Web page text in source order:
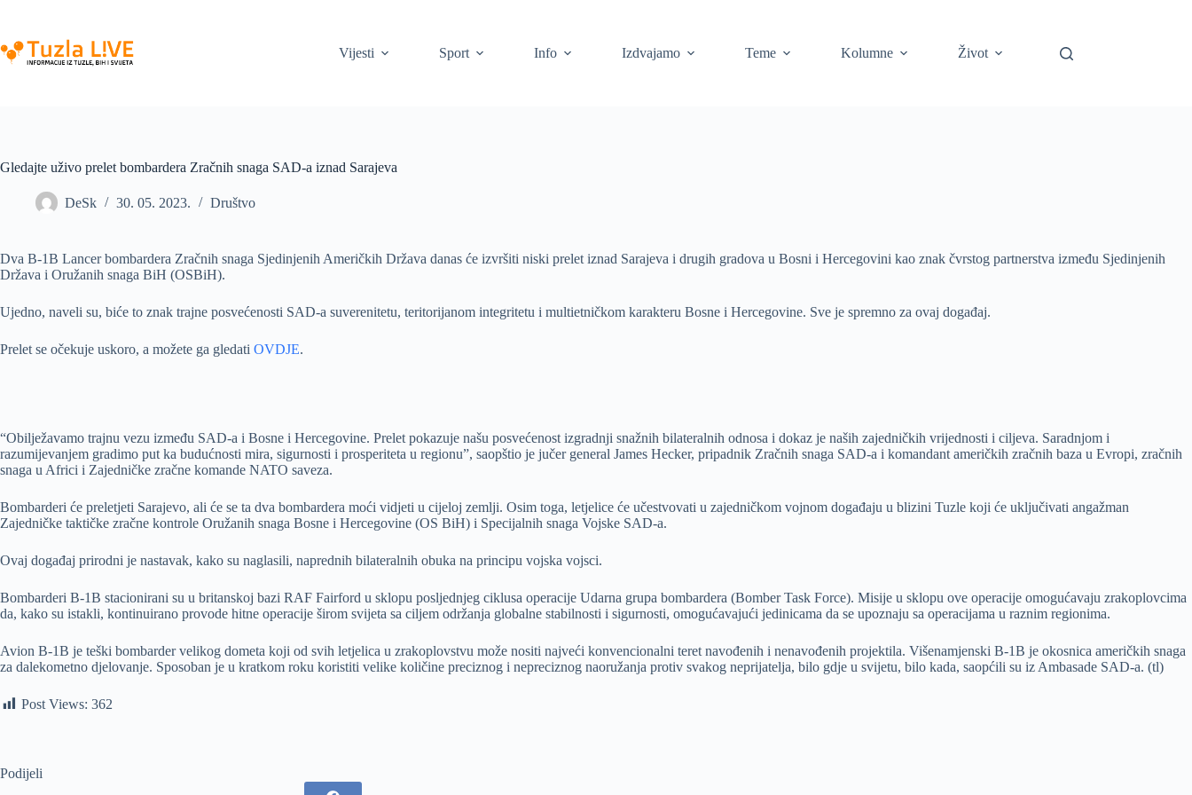
content
Vijesti
Sport Info Izdvajamo Teme Kolumne Život
Gledajte uživo prelet bombardera Zračnih snaga SAD-a iznad Sarajeva
DeSk 30. 05. 2023. Društvo
Dva B-1B Lancer bombardera Zračnih snaga Sjedinjenih Američkih Država danas će izvršiti niski prelet iznad Sarajeva i drugih gradova u Bosni i Hercegovini kao znak čvrstog partnerstva između Sjedinjenih
Država i Oružanih snaga BiH (OSBiH).
Ujedno, naveli su, biće to znak trajne posvećenosti SAD-a suverenitetu, teritorijanom integritetu i multietničkom karakteru Bosne i Hercegovine. Sve je spremno za ovaj događaj.
Prelet se očekuje uskoro, a možete ga gledati OVDJE.
“Obilježavamo trajnu vezu između SAD-a i Bosne i Hercegovine. Prelet pokazuje našu posvećenost izgradnji snažnih bilateralnih odnosa i dokaz je naših zajedničkih vrijednosti i ciljeva. Saradnjom i
razumijevanjem gradimo put ka budućnosti mira, sigurnosti i prosperiteta u regionu”, saopštio je jučer general James Hecker, pripadnik Zračnih snaga SAD-a i komandant američkih zračnih baza u Evropi, zračnih
snaga u Africi i Zajedničke zračne komande NATO saveza.
Bombarderi će preletjeti Sarajevo, ali će se ta dva bombardera moći vidjeti u cijeloj zemlji. Osim toga, letjelice će učestvovati u zajedničkom vojnom događaju u blizini Tuzle koji će uključivati angažman
Zajedničke taktičke zračne kontrole Oružanih snaga Bosne i Hercegovine (OS BiH) i Specijalnih snaga Vojske SAD-a.
Ovaj događaj prirodni je nastavak, kako su naglasili, naprednih bilateralnih obuka na principu vojska vojsci.
Bombarderi B-1B stacionirani su u britanskoj bazi RAF Fairford u sklopu posljednjeg ciklusa operacije Udarna grupa bombardera (Bomber Task Force). Misije u sklopu ove operacije omogućavaju zrakoplovcima
da, kako su istakli, kontinuirano provode hitne operacije širom svijeta sa ciljem održanja globalne stabilnosti i sigurnosti, omogućavajući jedinicama da se upoznaju sa operacijama u raznim regionima.
Avion B-1B je teški bombarder velikog dometa koji od svih letjelica u zrakoplovstvu može nositi najveći konvencionalni teret navođenih i nenavođenih projektila. Višenamjenski B-1B je okosnica američkih snaga
za dalekometno djelovanje. Sposoban je u kratkom roku koristiti velike količine preciznog i nepreciznog naoružanja protiv svakog neprijatelja, bilo gdje u svijetu, bilo kada, saopćili su iz Ambasade SAD-a. (tl)
Post Views: 362
Podijeli